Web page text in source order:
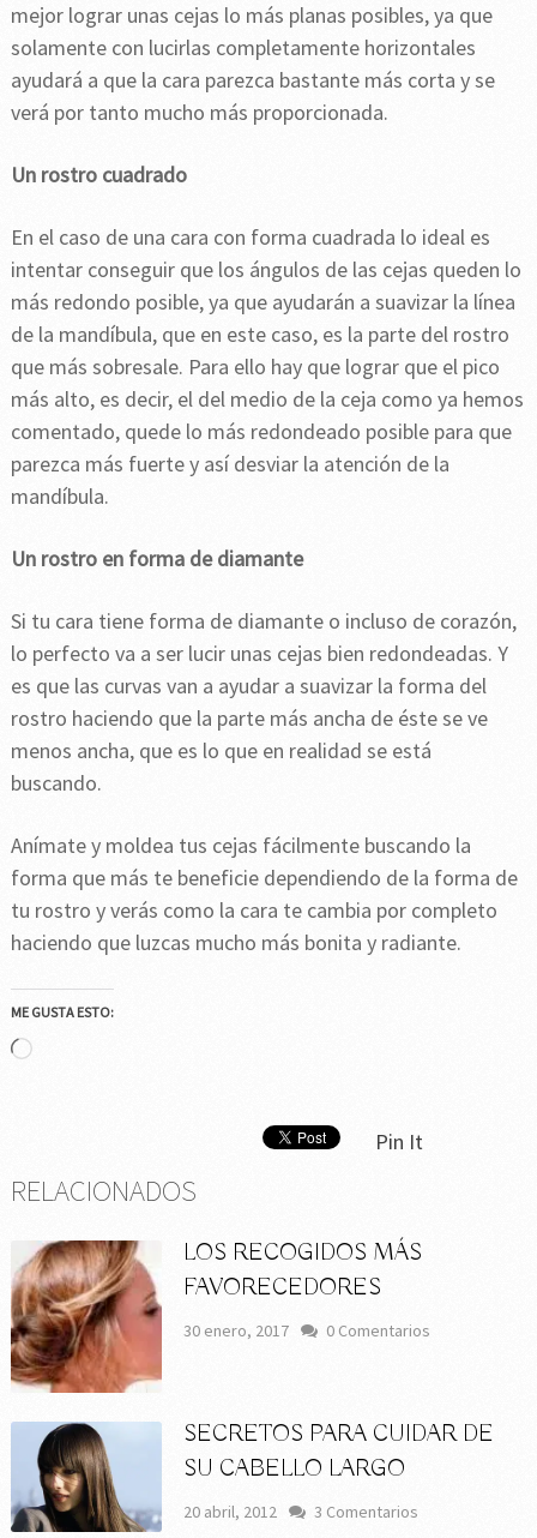
mejor lograr unas cejas lo más planas posibles, ya que
solamente con lucirlas completamente horizontales
ayudará a que la cara parezca bastante más corta y se
verá por tanto mucho más proporcionada.
Un rostro cuadrado
En el caso de una cara con forma cuadrada lo ideal es
intentar conseguir que los ángulos de las cejas queden lo
más redondo posible, ya que ayudarán a suavizar la línea
de la mandíbula, que en este caso, es la parte del rostro
que más sobresale. Para ello hay que lograr que el pico
más alto, es decir, el del medio de la ceja como ya hemos
comentado, quede lo más redondeado posible para que
parezca más fuerte y así desviar la atención de la
mandíbula.
Un rostro en forma de diamante
Si tu cara tiene forma de diamante o incluso de corazón,
lo perfecto va a ser lucir unas cejas bien redondeadas. Y
es que las curvas van a ayudar a suavizar la forma del
rostro haciendo que la parte más ancha de éste se ve
menos ancha, que es lo que en realidad se está
buscando.
Anímate y moldea tus cejas fácilmente buscando la
forma que más te beneficie dependiendo de la forma de
tu rostro y verás como la cara te cambia por completo
haciendo que luzcas mucho más bonita y radiante.
ME GUSTA ESTO:
Cargando...
Pin It
RELACIONADOS
LOS RECOGIDOS MÁS
FAVORECEDORES
30 enero, 2017 0 Comentarios
SECRETOS PARA CUIDAR DE
SU CABELLO LARGO
20 abril, 2012 3 Comentarios